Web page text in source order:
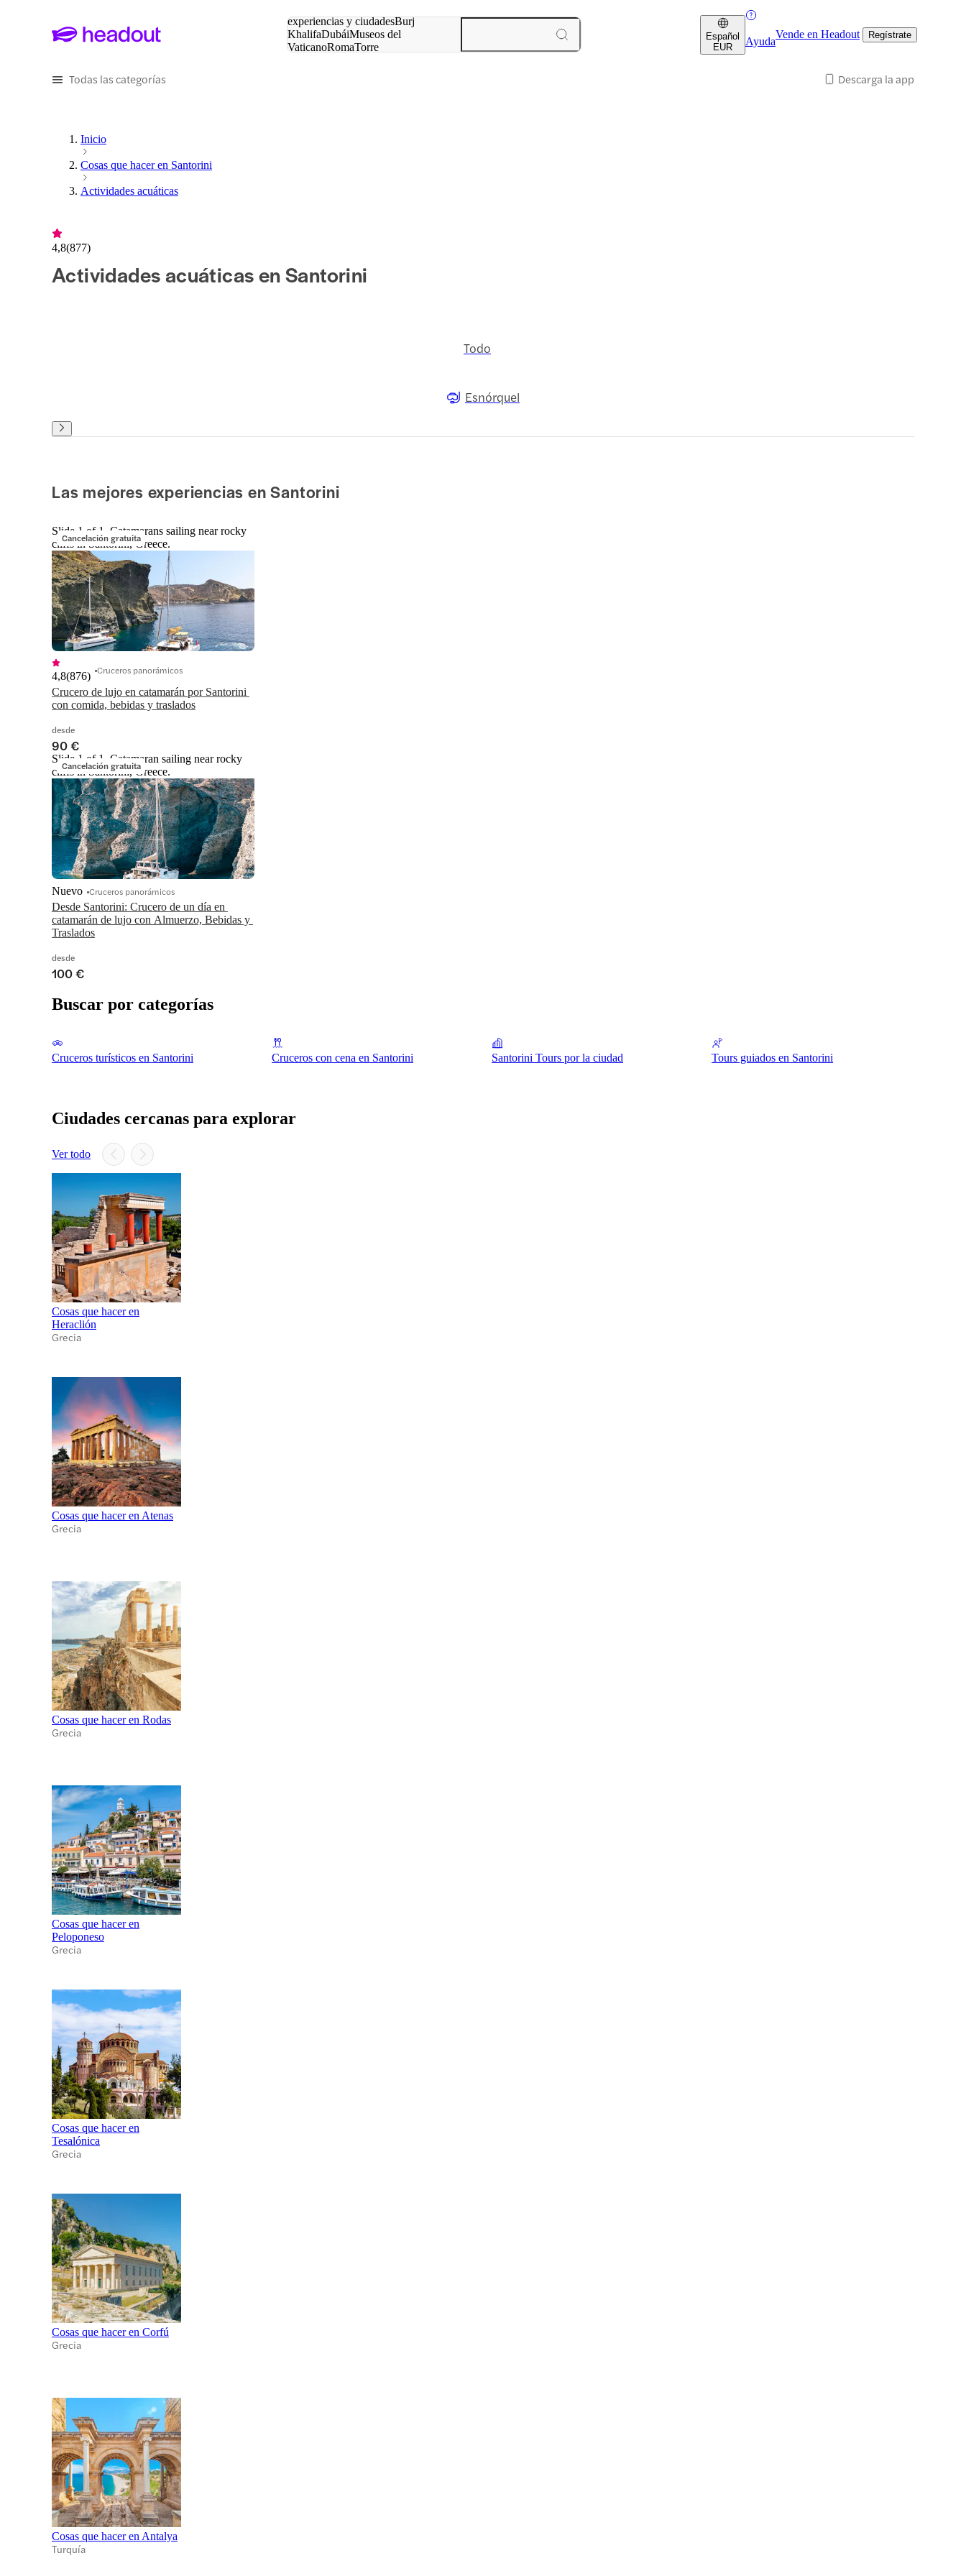
experiencias y ciudadesBurj
KhalifaDubáiMuseos del
VaticanoRomaTorre
Español
EUR
Ayuda
Vende en Headout Regístrate
Todas las categorías Descarga la app
Inicio
Cosas que hacer en Santorini
Actividades acuáticas
4,8(877)
Actividades acuáticas en Santorini
Todo
Esnórquel
Las mejores experiencias en Santorini
Cancelación gratuita
Slide 1 of 1, Catamarans sailing near rocky
cliffs in Santorini, Greece.
Crucero de lujo en catamarán por Santorini
con comida, bebidas y traslados
4,8(876) Cruceros panorámicos
desde
90 €
Cancelación gratuita
Slide 1 of 1, Catamaran sailing near rocky
cliffs in Santorini, Greece.
Desde Santorini: Crucero de un día en
catamarán de lujo con Almuerzo, Bebidas y
Traslados
Nuevo Cruceros panorámicos
desde
100 €
Buscar por categorías
Cruceros turísticos en Santorini Cruceros con cena en Santorini Santorini Tours por la ciudad Tours guiados en Santorini
Ciudades cercanas para explorar
Ver todo
Cosas que hacer en
Heraclión
Grecia
Cosas que hacer en Atenas
Grecia
Cosas que hacer en Rodas
Grecia
Cosas que hacer en
Peloponeso
Grecia
Cosas que hacer en
Tesalónica
Grecia
Cosas que hacer en Corfú
Grecia
Cosas que hacer en Antalya
Turquía